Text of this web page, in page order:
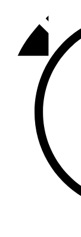
92,9
107,1
Балык
104,9
Баулы
107,5
Биләр